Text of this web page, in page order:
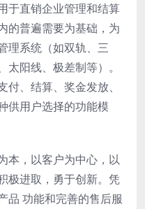
于直销企业管理和结算
的普遍需要为基础，为
理系统（如双轨、三
阳线、极差制等）。
、结算、奖金发放、
供用户选择的功能模
本，以客户为中心，以
极进取，勇于创新。凭
品 功能和完善的售后服